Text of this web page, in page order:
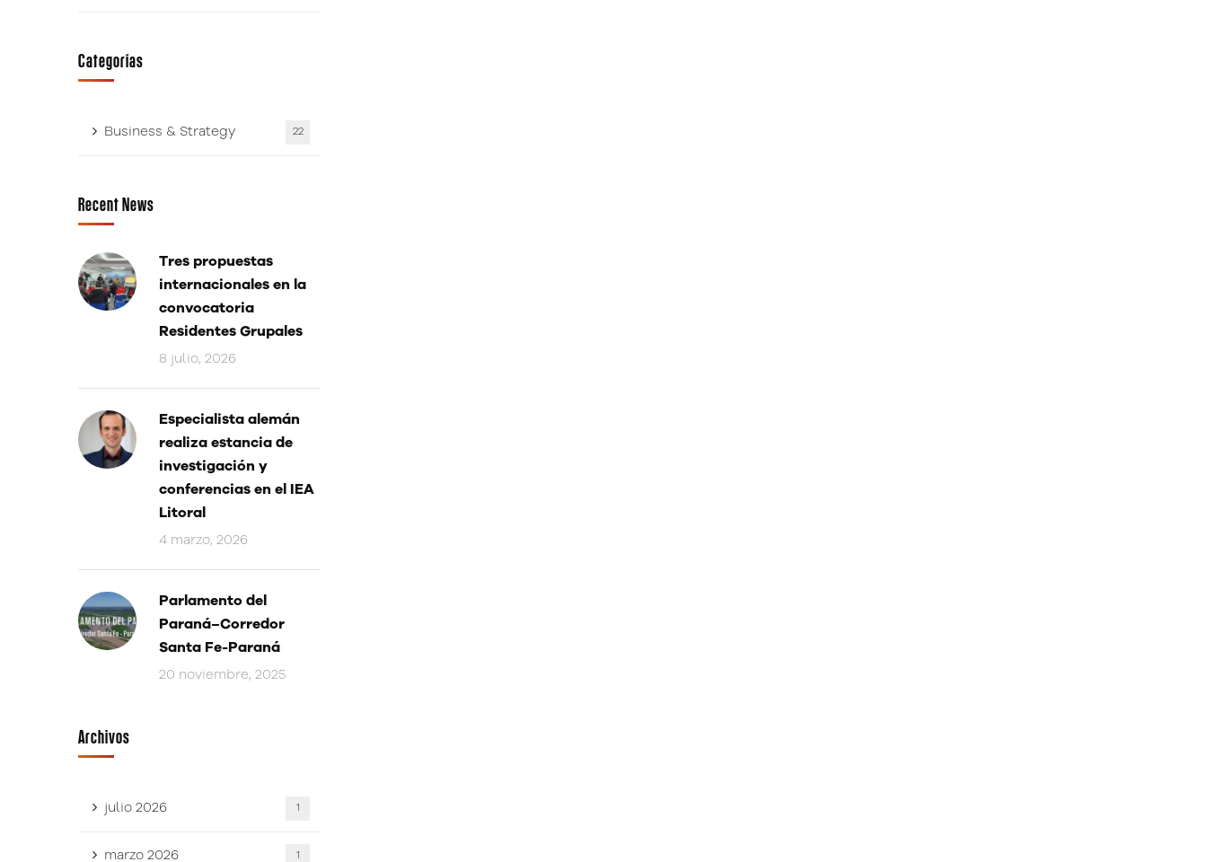
Categorías
Business & Strategy 22
Recent News
Tres propuestas
internacionales en la
convocatoria
Residentes Grupales
8 julio, 2026
Especialista alemán
realiza estancia de
investigación y
conferencias en el IEA
Litoral
4 marzo, 2026
Parlamento del
Paraná–Corredor
Santa Fe-Paraná
20 noviembre, 2025
Archivos
julio 2026 1
marzo 2026 1